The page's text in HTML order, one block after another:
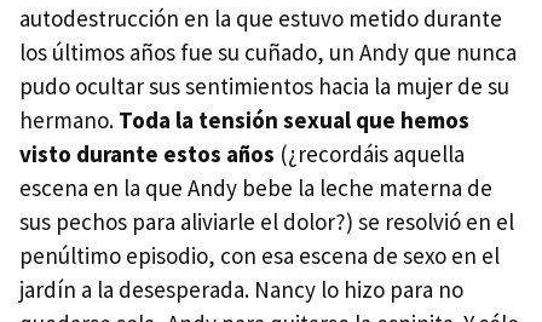
autodestrucción en la que estuvo metido durante
los últimos años fue su cuñado, un Andy que nunca
pudo ocultar sus sentimientos hacia la mujer de su
hermano. Toda la tensión sexual que hemos
visto durante estos años (¿recordáis aquella
escena en la que Andy bebe la leche materna de
sus pechos para aliviarle el dolor?) se resolvió en el
penúltimo episodio, con esa escena de sexo en el
jardín a la desesperada. Nancy lo hizo para no